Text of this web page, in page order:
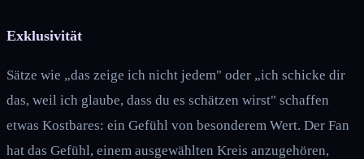
Exklusivität
Sätze wie „das zeige ich nicht jedem" oder „ich schicke dir
das, weil ich glaube, dass du es schätzen wirst" schaffen
etwas Kostbares: ein Gefühl von besonderem Wert. Der Fan
hat das Gefühl, einem ausgewählten Kreis anzugehören,